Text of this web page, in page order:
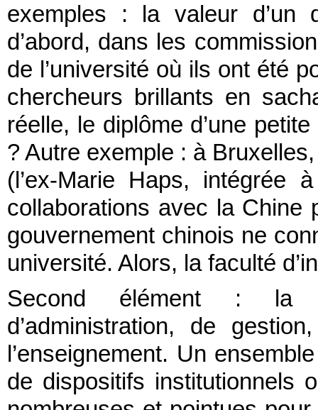
exemples : la valeur d’un
d’abord, dans les
de l’université où ils ont été
chercheurs brillants en
réelle, le diplôme d’une
? Autre exemple : à
(l’ex-Marie Haps, intégrée
collaborations avec la Chine
gouvernement chinois ne
université. Alors, la faculté
Second élément : la
d’administration, de
l’enseignement. Un
de dispositifs institutionnels